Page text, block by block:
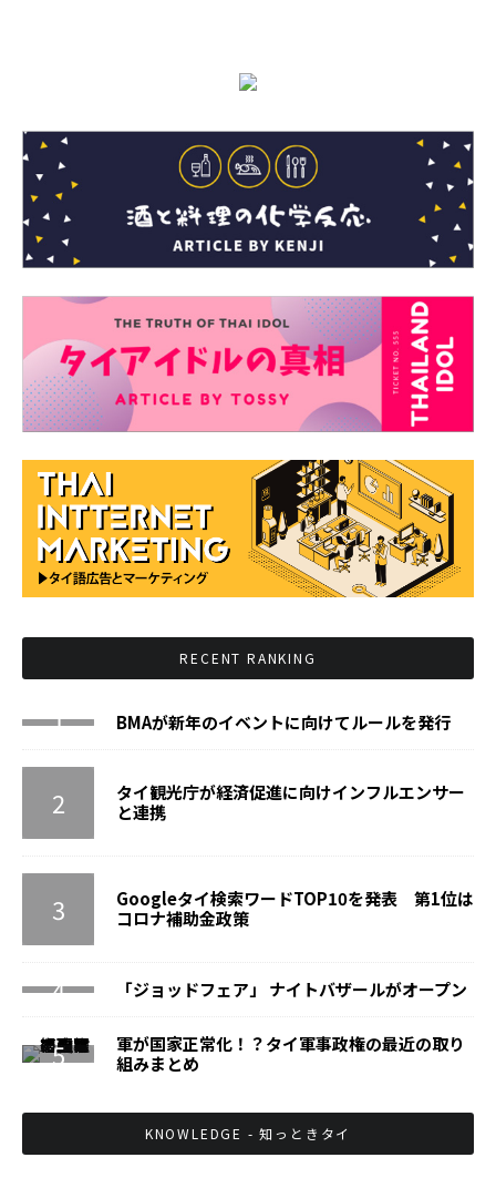
RECENT RANKING
BMAが新年のイベントに向けてルールを発行
タイ観光庁が経済促進に向けインフルエンサー
と連携
Googleタイ検索ワードTOP10を発表 第1位は
コロナ補助金政策
「ジョッドフェア」 ナイトバザールがオープン
軍が国家正常化！？タイ軍事政権の最近の取り
組みまとめ
KNOWLEDGE - 知っときタイ